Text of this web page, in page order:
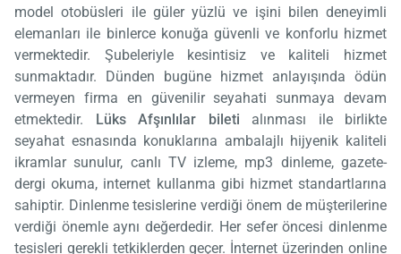
model otobüsleri ile güler yüzlü ve işini bilen deneyimli
elemanları ile binlerce konuğa güvenli ve konforlu hizmet
vermektedir. Şubeleriyle kesintisiz ve kaliteli hizmet
sunmaktadır. Dünden bugüne hizmet anlayışında ödün
vermeyen firma en güvenilir seyahati sunmaya devam
etmektedir. Lüks Afşınlılar bileti alınması ile birlikte
seyahat esnasında konuklarına ambalajlı hijyenik kaliteli
ikramlar sunulur, canlı TV izleme, mp3 dinleme, gazete-
dergi okuma, internet kullanma gibi hizmet standartlarına
sahiptir. Dinlenme tesislerine verdiği önem de müşterilerine
verdiği önemle aynı değerdedir. Her sefer öncesi dinlenme
tesisleri gerekli tetkiklerden geçer. İnternet üzerinden online